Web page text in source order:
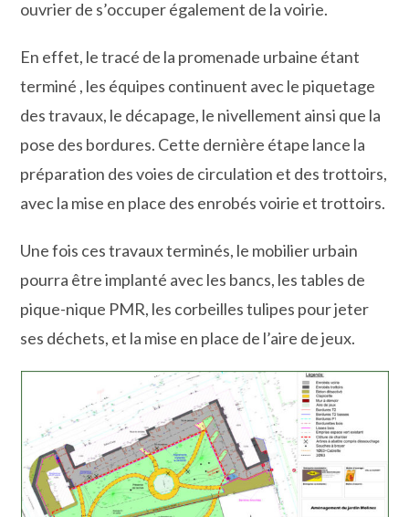
ouvrier de s’occuper également de la voirie.
En effet, le tracé de la promenade urbaine étant
terminé , les équipes continuent avec le piquetage
des travaux, le décapage, le nivellement ainsi que la
pose des bordures. Cette dernière étape lance la
préparation des voies de circulation et des trottoirs,
avec la mise en place des enrobés voirie et trottoirs.
Une fois ces travaux terminés, le mobilier urbain
pourra être implanté avec les bancs, les tables de
pique-nique PMR, les corbeilles tulipes pour jeter
ses déchets, et la mise en place de l’aire de jeux.